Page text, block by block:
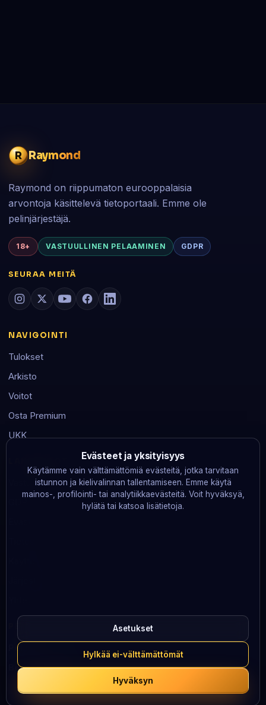
R Raymond
Raymond on riippumaton eurooppalaisia
arvontoja käsittelevä tietoportaali. Emme ole
pelinjärjestäjä.
18+ VASTUULLINEN PELAAMINEN GDPR
SEURAA MEITÄ
NAVIGOINTI
Tulokset
Arkisto
Voitot
Osta Premium
UKK
Vastuullinen pelaaminen
PELAA VASTUULLISESTI
Peluuri
BeGambleAware· 0808 8020 133
Evästeet ja yksityisyys
Käytämme vain välttämättömiä evästeitä, jotka tarvitaan
istunnon ja kielivalinnan tallentamiseen. Emme käytä
mainos-, profilointi- tai analytiikkaevästeitä. Voit hyväksyä,
hylätä tai katsoa lisätietoja.
Asetukset
Hylkää ei-välttämättömät
Hyväksyn